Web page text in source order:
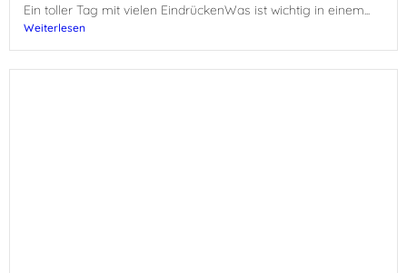
Ein toller Tag mit vielen EindrückenWas ist wichtig in einem...
Weiterlesen